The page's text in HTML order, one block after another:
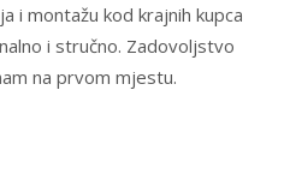
i montažu kod krajnih kupca
i stručno. Zadovoljstvo
na prvom mjestu.